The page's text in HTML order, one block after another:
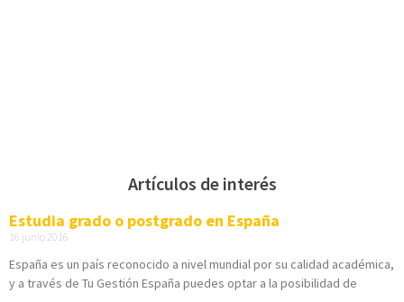
Artículos de interés
Estudia grado o postgrado en España
16 junio 2016
España es un país reconocido a nivel mundial por su calidad académica,
y a través de Tu Gestión España puedes optar a la posibilidad de